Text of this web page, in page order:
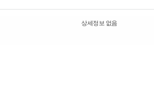
상세정보 없음